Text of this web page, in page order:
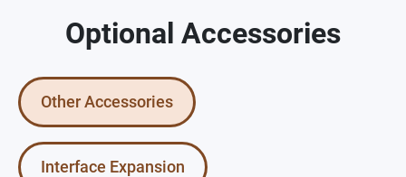
Optional Accessories
Other Accessories
Interface Expansion